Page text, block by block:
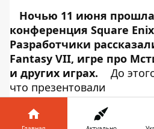
Ночью 11 июня прошла
конференция Square
Разработчики
Fantasy VII, игре про
и других играх.
До
что презентовали
компании
Ubisoft , ЕА
Microsoft
. Также мы